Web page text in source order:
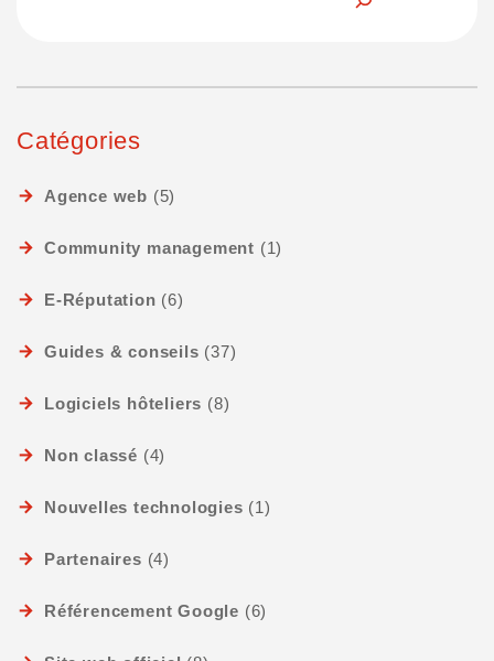
Catégories
Agence web (5)
Community management (1)
E-Réputation (6)
Guides & conseils (37)
Logiciels hôteliers (8)
Non classé (4)
Nouvelles technologies (1)
Partenaires (4)
Référencement Google (6)